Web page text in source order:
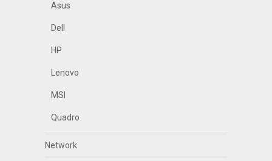
Asus
Dell
HP
Lenovo
MSI
Quadro
Network